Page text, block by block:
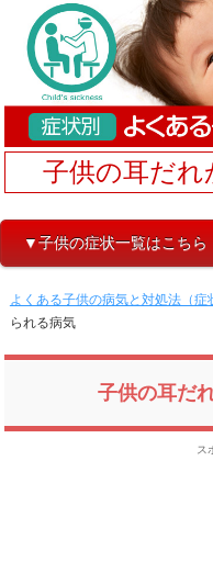
子供の耳だ
▼子供の症状一覧はこちら
よくある子供の病気と対処法（症
られる病気
子供の耳だ
ス